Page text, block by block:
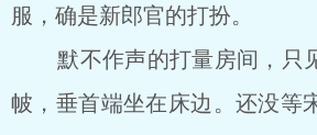
服，确是新郎官的打扮。
默不作声的打量房间，只
帔，垂首端坐在床边。还没等